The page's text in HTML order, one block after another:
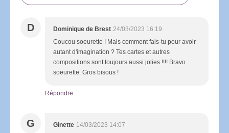
D Dominique de Brest 24/03/2023 16:19
Coucou soeurette ! Mais comment fais-tu pour avoir
autant d'imagination ? Tes cartes et autres
compositions sont toujours aussi jolies !!!! Bravo
soeurette. Gros bisous !
Répondre
G Ginette 14/03/2023 14:07